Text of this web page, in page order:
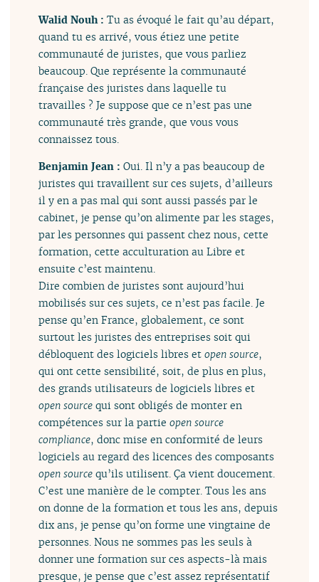
Walid Nouh :Tu as évoqué le fait qu’au départ,
quand tu es arrivé, vous étiez une petite
communauté de juristes, que vous parliez
beaucoup. Que représente la communauté
française des juristes dans laquelle tu
travailles ? Je suppose que ce n’est pas une
communauté très grande, que vous vous
connaissez tous.
Benjamin Jean :Oui. Il n’y a pas beaucoup de
juristes qui travaillent sur ces sujets, d’ailleurs
il y en a pas mal qui sont aussi passés par le
cabinet, je pense qu’on alimente par les stages,
par les personnes qui passent chez nous, cette
formation, cette acculturation au Libre et
ensuite c’est maintenu.
Dire combien de juristes sont aujourd’hui
mobilisés sur ces sujets, ce n’est pas facile. Je
pense qu’en France, globalement, ce sont
surtout les juristes des entreprises soit qui
débloquent des logiciels libres etopen source,
qui ont cette sensibilité, soit, de plus en plus,
des grands utilisateurs de logiciels libres et
open source qui sont obligés de monter en
compétences sur la partieopen source
compliance, donc mise en conformité de leurs
logiciels au regard des licences des composants
open source qu’ils utilisent. Ça vient doucement.
C’est une manière de le compter. Tous les ans
on donne de la formation et tous les ans, depuis
dix ans, je pense qu’on forme une vingtaine de
personnes. Nous ne sommes pas les seuls à
donner une formation sur ces aspects-là mais
presque, je pense que c’est assez représentatif